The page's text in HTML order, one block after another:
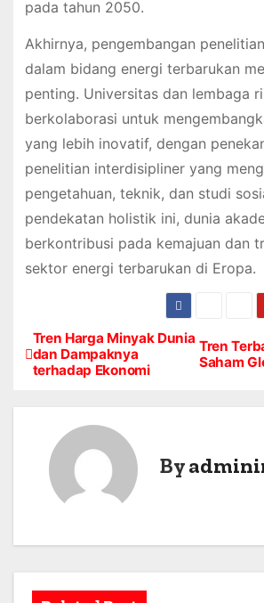
pada tahun 2050.
Akhirnya, pengembangan
dalam bidang energi terbarukan
penting. Universitas dan lembaga
berkolaborasi untuk
yang lebih inovatif, dengan
penelitian interdisipliner yang
pengetahuan, teknik, dan studi
pendekatan holistik ini, dunia
berkontribusi pada kemajuan dan
sektor energi terbarukan di Eropa.
P
o
Tren
Saham
Tren Harga Minyak Dunia
dan Dampaknya
terhadap Ekonomi
By